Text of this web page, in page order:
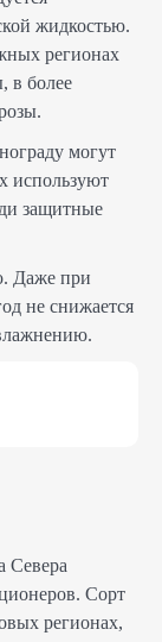
жидкостью.
регионах
в более
могут
используют
защитные
Даже при
не снижается
Севера
Сорт
регионах,